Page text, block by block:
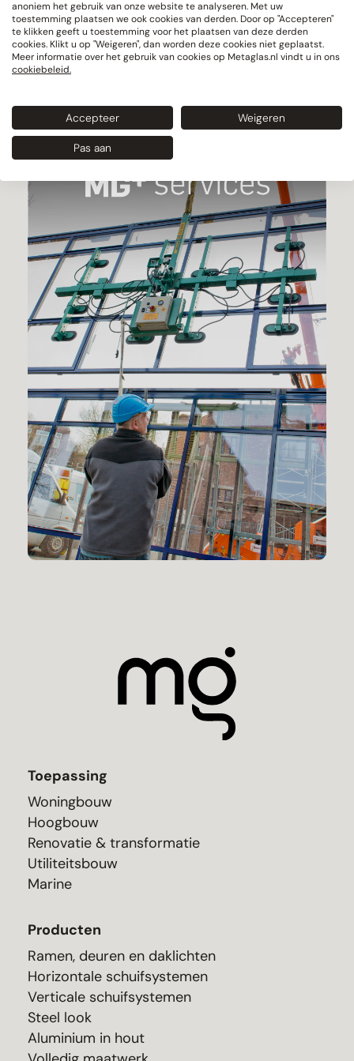
Toepassing
Woningbouw
Hoogbouw
Renovatie & transformatie
Utiliteitsbouw
Marine
Producten
Ramen, deuren en daklichten
Horizontale schuifsystemen
Verticale schuifsystemen
Steel look
Aluminium in hout
anoniem het gebruik van onze website te analyseren. Met uw
toestemming plaatsen we ook cookies van derden. Door op "Accepteren"
te klikken geeft u toestemming voor het plaatsen van deze derden
cookies. Klikt u op "Weigeren", dan worden deze cookies niet geplaatst.
Meer informatie over het gebruik van cookies op Metaglas.nl vindt u in ons
cookiebeleid.
Accepteer Weigeren
Pas aan